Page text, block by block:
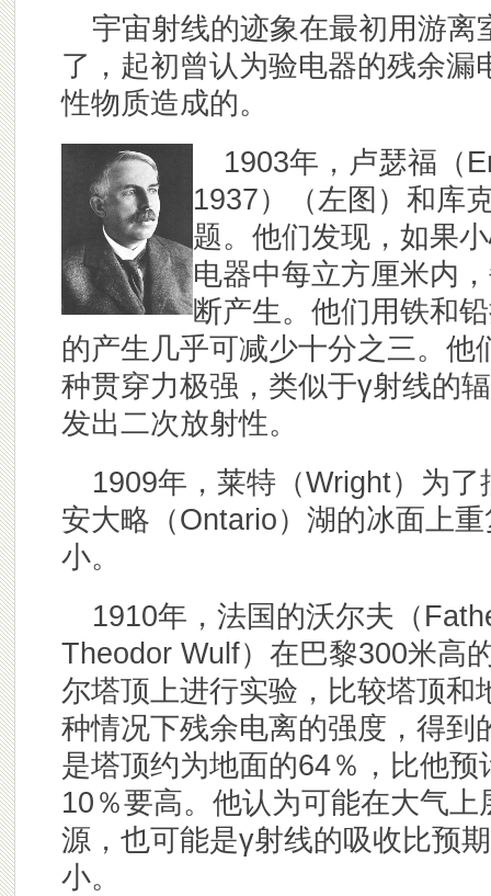
宇宙射线的迹象在最初用游
了，起初曾认为验电器的残余
性物质造成的。
1903年，卢瑟福（
1937）（左图）和库
题。他们发现，如果
电器中每立方厘米内
断产生。他们用铁和
的产生几乎可减少十分之三。
种贯穿力极强，类似于γ射线的
发出二次放射性。
1909年，莱特（Wright）为
安大略（Ontario）湖的冰面上
小。
1910年，法国的沃尔夫（
Theodor Wulf）在巴黎300米高
尔塔顶上进行实验，比较塔顶和
种情况下残余电离的强度，得到
是塔顶约为地面的64％，比他预
10％要高。他认为可能在大气上
源，也可能是γ射线的吸收比预
小。